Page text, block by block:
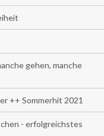
gehen, manche
++ Sommerhit 2021
- erfolgreichstes